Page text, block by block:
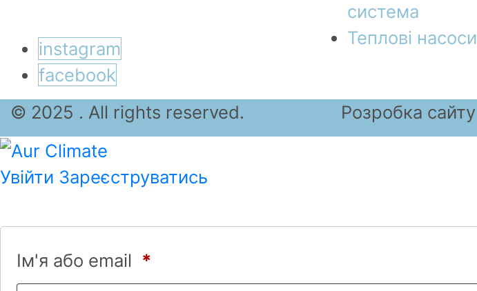
instagram
facebook
система
Теплові насоси
© 2025 . All rights reserved. Розробка сайту
Увійти Зареєструватись
Ім'я або email *